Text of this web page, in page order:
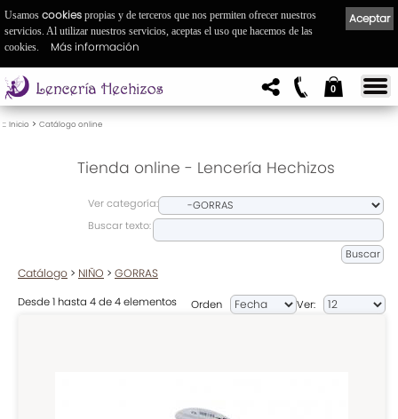
0
:: Inicio > Catálogo online
Tienda online - Lencería Hechizos
Ver categoría:
Buscar texto:
Catálogo > NIÑO > GORRAS
Desde 1 hasta 4 de 4 elementos Ver:
Orden
Aceptar
Usamos cookies propias y de terceros que nos permiten ofrecer nuestros
servicios. Al utilizar nuestros servicios, aceptas el uso que hacemos de las
cookies.
Más información